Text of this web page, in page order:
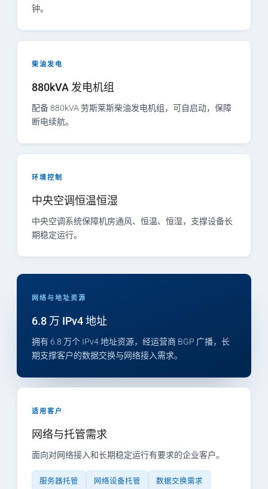
钟。
柴油发电
880kVA 发电机组
配备 880kVA 劳斯莱斯柴油发电机组，可自启动，保障
断电续航。
环境控制
中央空调恒温恒湿
中央空调系统保障机房通风、恒温、恒湿，支撑设备长
期稳定运行。
网络与地址资源
6.8 万 IPv4 地址
拥有 6.8 万个 IPv4 地址资源，经运营商 BGP 广播，长
期支撑客户的数据交换与网络接入需求。
适用客户
网络与托管需求
面向对网络接入和长期稳定运行有要求的企业客户。
服务器托管 网络设备托管 数据交换需求